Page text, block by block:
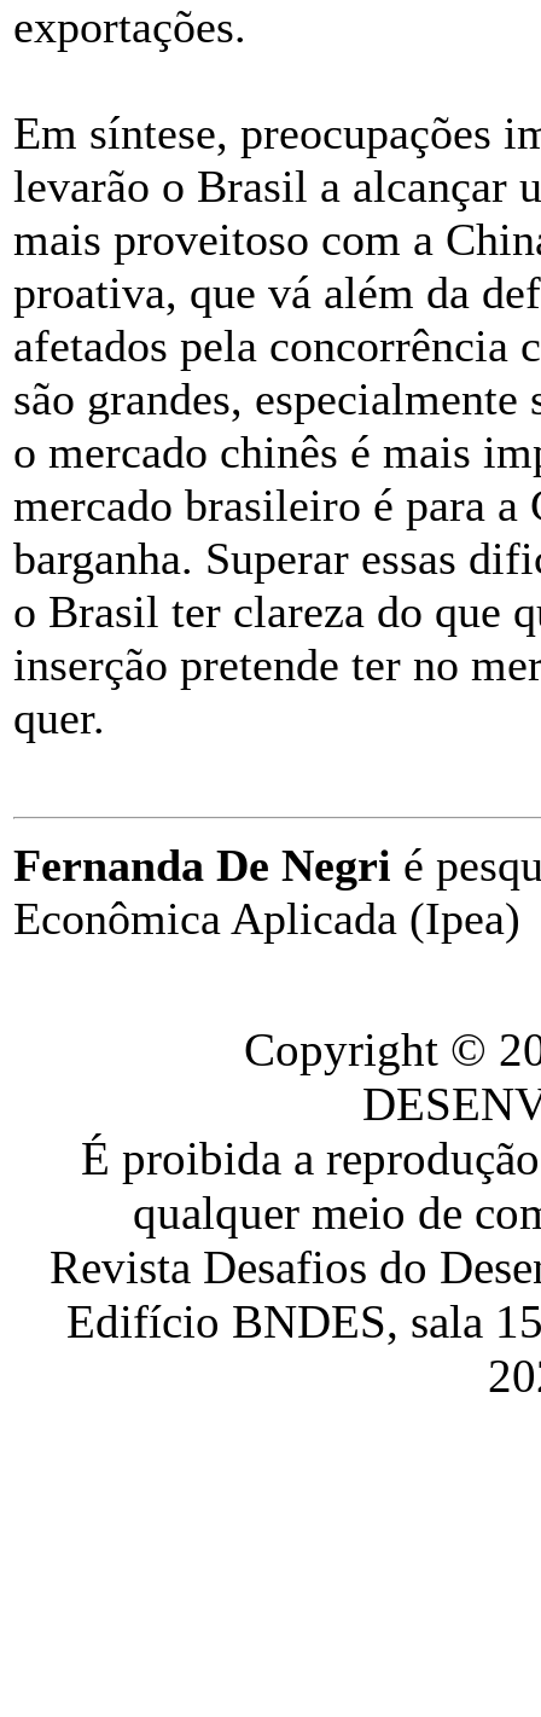
exportações.
Em síntese, preocupações
levarão o Brasil a alcançar
mais proveitoso com a
proativa, que vá além da
afetados pela concorrência
são grandes,
o mercado chinês é mais
mercado brasileiro é para a
barganha. Superar essas
o Brasil ter clareza do que
inserção pretende ter no
quer.
Fernanda De Negri é
Econômica Aplicada (Ipea)
Copyright ©
É proibida a
qualquer meio de
Revista Desafios do
Edifício BNDES, sala